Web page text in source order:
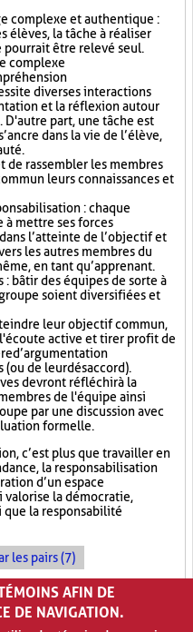
complexe et authentique :
élèves, la tâche à réaliser
être relevé seul.
complexe
diverses interactions
et la réflexion autour
part, une tâche est
dans la vie de l’élève,
de rassembler les membres
leurs connaissances et
: chaque
à mettre ses forces
l’atteinte de l’objectif et
les autres membres du
en tant qu’apprenant.
bâtir des équipes de sorte à
soient diversifiées et
leur objectif commun,
active et tirer profit de
d’argumentation
(ou de leur désaccord).
devront réfléchir à la
de l'équipe ainsi
par une discussion avec
formelle.
c’est plus que travailler en
la responsabilisation
d’un espace
valorise la démocratie,
que la responsabilité
les pairs (7)
AFIN DE
DE NAVIGATION.